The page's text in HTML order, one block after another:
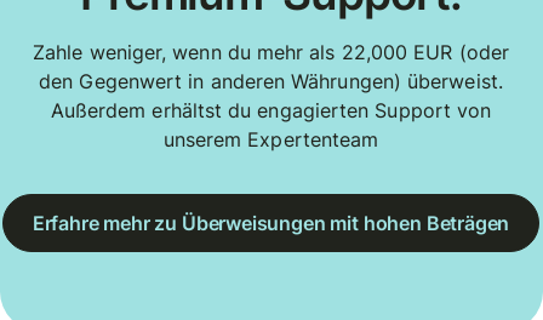
Zahle weniger, wenn du mehr als 22,000 EUR (oder
den Gegenwert in anderen Währungen) überweist.
Außerdem erhältst du engagierten Support von
unserem Expertenteam
Erfahre mehr zu Überweisungen mit hohen Beträgen